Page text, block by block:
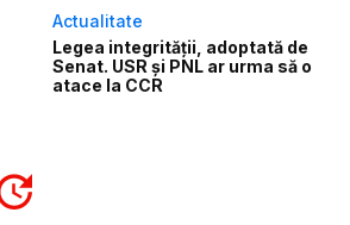
Actualitate
Legea integrității, adoptată de
Senat. USR și PNL ar urma să o
atace la CCR